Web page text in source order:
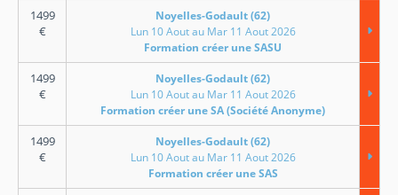
1499
€
Noyelles-Godault (62)
Lun 10 Aout au Mar 11 Aout 2026
Formation créer une SASU
1499
€
Noyelles-Godault (62)
Lun 10 Aout au Mar 11 Aout 2026
Formation créer une SA (Société Anonyme)
1499
€
Noyelles-Godault (62)
Lun 10 Aout au Mar 11 Aout 2026
Formation créer une SAS